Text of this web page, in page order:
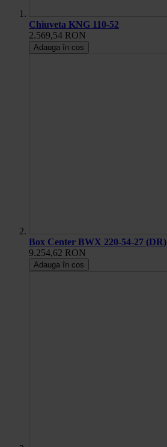
Chiuveta KNG 110-52
2.569,54 RON
Adauga în cos
Box Center BWX 220-54-27 (DR)
9.254,62 RON
Adauga în cos